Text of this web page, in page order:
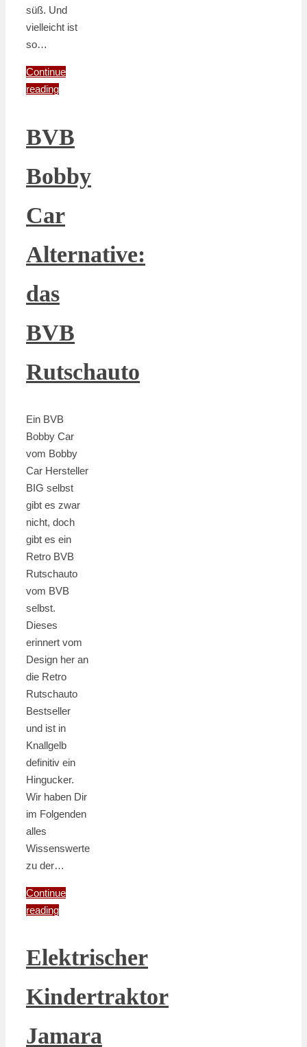
süß. Und
vielleicht ist
so…
Continue
reading
BVB
Bobby
Car
Alternative:
das
BVB
Rutschauto
Ein BVB
Bobby Car
vom Bobby
Car Hersteller
BIG selbst
gibt es zwar
nicht, doch
gibt es ein
Retro BVB
Rutschauto
vom BVB
selbst.
Dieses
erinnert vom
Design her an
die Retro
Rutschauto
Bestseller
und ist in
Knallgelb
definitiv ein
Hingucker.
Wir haben Dir
im Folgenden
alles
Wissenswerte
zu der…
Continue
reading
Elektrischer
Kindertraktor
Jamara